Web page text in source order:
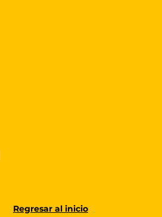
Regresar al inicio